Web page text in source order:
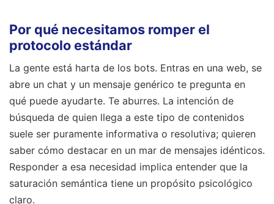
Por qué necesitamos romper el
protocolo estándar
La gente está harta de los bots. Entras en una web, se
abre un chat y un mensaje genérico te pregunta en
qué puede ayudarte. Te aburres. La intención de
búsqueda de quien llega a este tipo de contenidos
suele ser puramente informativa o resolutiva; quieren
saber cómo destacar en un mar de mensajes idénticos.
Responder a esa necesidad implica entender que la
saturación semántica tiene un propósito psicológico
claro.